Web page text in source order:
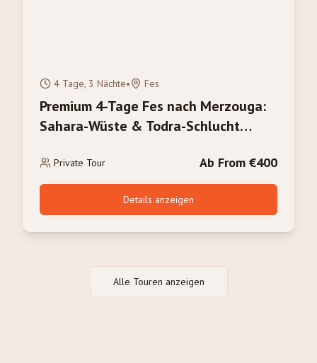
4 Tage, 3 Nächte• Fes
Premium 4-Tage Fes nach Merzouga:
Sahara-Wüste & Todra-Schlucht
Private Tour Ab From €400
Details anzeigen
Alle Touren anzeigen